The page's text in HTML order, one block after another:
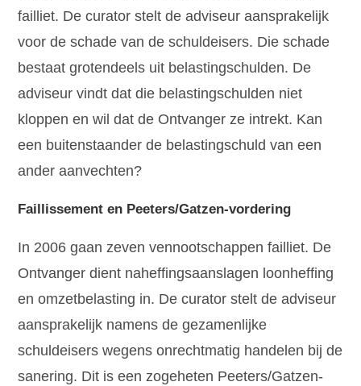
failliet. De curator stelt de adviseur aansprakelijk
voor de schade van de schuldeisers. Die schade
bestaat grotendeels uit belastingschulden. De
adviseur vindt dat die belastingschulden niet
kloppen en wil dat de Ontvanger ze intrekt. Kan
een buitenstaander de belastingschuld van een
ander aanvechten?
Faillissement en Peeters/Gatzen-vordering
In 2006 gaan zeven vennootschappen failliet. De
Ontvanger dient naheffingsaanslagen loonheffing
en omzetbelasting in. De curator stelt de adviseur
aansprakelijk namens de gezamenlijke
schuldeisers wegens onrechtmatig handelen bij de
sanering. Dit is een zogeheten Peeters/Gatzen-